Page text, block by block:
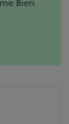
Bien